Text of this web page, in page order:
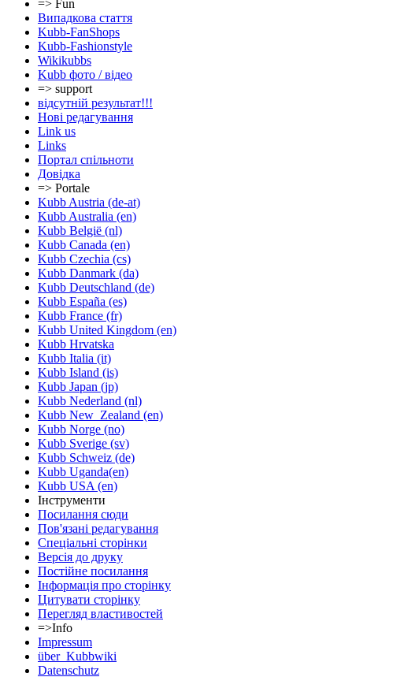
=> Fun
Випадкова стаття
Kubb-FanShops
Kubb-Fashionstyle
Wikikubbs
Kubb фото / відео
=> support
відсутній результат!!!
Нові редагування
Link us
Links
Портал спільноти
Довідка
=> Portale
Kubb Austria (de-at)
Kubb Australia (en)
Kubb België (nl)
Kubb Canada (en)
Kubb Czechia (cs)
Kubb Danmark (da)
Kubb Deutschland (de)
Kubb España (es)
Kubb France (fr)
Kubb United Kingdom (en)
Kubb Hrvatska
Kubb Italia (it)
Kubb Island (is)
Kubb Japan (jp)
Kubb Nederland (nl)
Kubb New_Zealand (en)
Kubb Norge (no)
Kubb Sverige (sv)
Kubb Schweiz (de)
Kubb Uganda(en)
Kubb USA (en)
Інструменти
Посилання сюди
Пов'язані редагування
Спеціальні сторінки
Версія до друку
Постійне посилання
Інформація про сторінку
Цитувати сторінку
Перегляд властивостей
=>Info
Impressum
über_Kubbwiki
Datenschutz